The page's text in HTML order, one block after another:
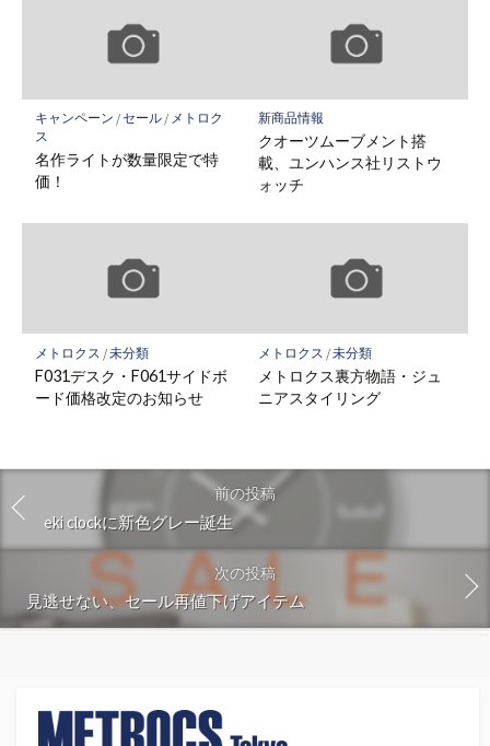
キャンペーン /セール/ メトロク
ス
名作ライトが数量限定で特
価！
新商品情報
クオーツムーブメント搭
載、ユンハンス社リストウ
ォッチ
メトロクス /未分類
F031デスク・F061サイドボ
ード価格改定のお知らせ
メトロクス /未分類
メトロクス裏方物語・ジュ
ニアスタイリング
前の投稿
eki clockに新色グレー誕生
次の投稿
見逃せない、セール再値下げアイテム